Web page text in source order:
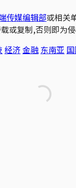
传媒编辑部或相关
或复制,否则即为侵
经济金融 东南亚